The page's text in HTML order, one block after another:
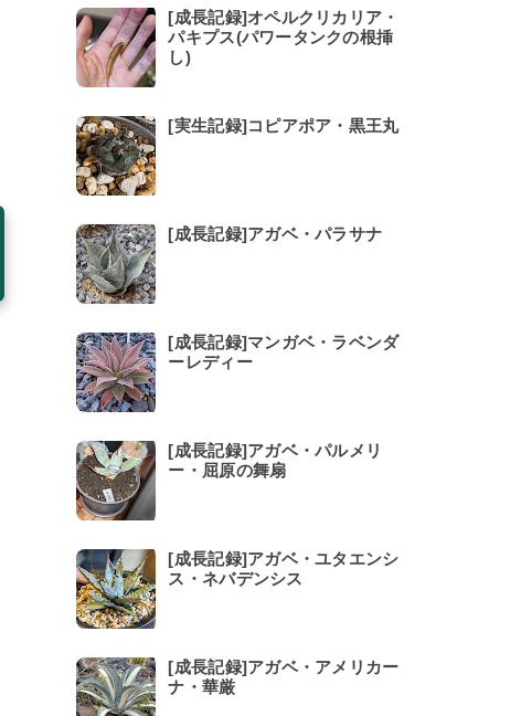
[成長記録]オペルクリカリア・
パキプス(パワータンクの根挿
し)
[実生記録]コピアポア・黒王丸
[成長記録]アガベ・パラサナ
[成長記録]マンガベ・ラベンダ
ーレディー
[成長記録]アガベ・パルメリ
ー・屈原の舞扇
[成長記録]アガベ・ユタエンシ
ス・ネバデンシス
[成長記録]アガベ・アメリカー
ナ・華厳